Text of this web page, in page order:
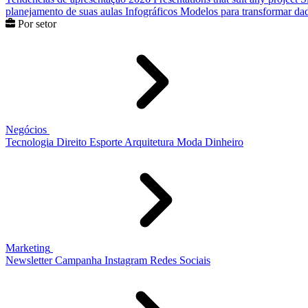
planejamento de suas aulas Infográficos Modelos para transformar
Por setor
Negócios
Tecnologia Direito Esporte Arquitetura Moda Dinheiro
Marketing
Newsletter Campanha Instagram Redes Sociais